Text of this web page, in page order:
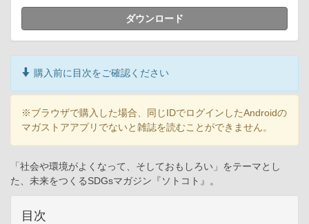
ダウンロード
購入前に目次をご確認ください
※ブラウザで購入した場合、同じIDでログインしたAndroidの
マガストアアプリでないと雑誌を読むことができません。
「社会や環境がよくなって、そしておもしろい」をテーマとし
た、未来をつくるSDGsマガジン『ソトコト』。
目次